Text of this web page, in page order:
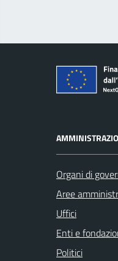
Organi di
Aree
Uffici
Enti e
Politici